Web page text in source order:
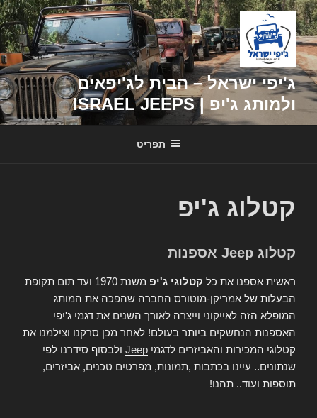
דילוג
לתוכן
ג'יפי ישראל – הבית לג'יפאים
ולמותג ג'יפ | ISRAEL JEEPS
תפריט
קטלוג ג'יפ
קטלוג Jeep אספנות
ראשית אספנו את כל קטלוגי ג'יפ
משנת 1970 ועד תום תקופת
הבעלות של אמריקן-מוטורס החברה שהפכה את המותג
המופלא הזה לאייקוני וייצרה לאורך השנים את דגמי ג'יפי
האספנות הנחשקים ביותר בעולם! לאחר מכן סרקנו וצילמנו את
קטלוגי המכירות והאביזרים לדגמי Jeep ולבסוף סידרנו לפי
שנתונים.. עיינו בכתבות ,תמונות, מפרטים טכנים, אביזרים,
תוספות ועוד.. תהנו!